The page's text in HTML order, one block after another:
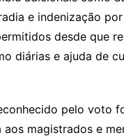
e indenização
desde que
diárias e ajuda de
pelo voto
aos magistrados e